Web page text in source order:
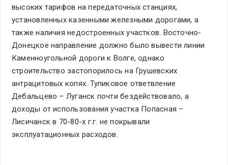
высоких тарифов на передаточных станциях,
установленных казенными железными дорогами, а
также наличия недостроенных участков. Восточно-
Донецкое направление должно было вывести линии
Каменноугольной дороги к Волге, однако
строительство застопорилось на Грушевских
антрацитовых копях. Тупиковое ответвление
Дебальцево – Луганск почти бездействовало, а
доходы от использования участка Попасная –
Лисичанск в 70-80-х г.г. не покрывали
эксплуатационных расходов.